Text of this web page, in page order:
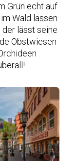
Grün echt auf
Wald lassen
der lässt seine
Obstwiesen